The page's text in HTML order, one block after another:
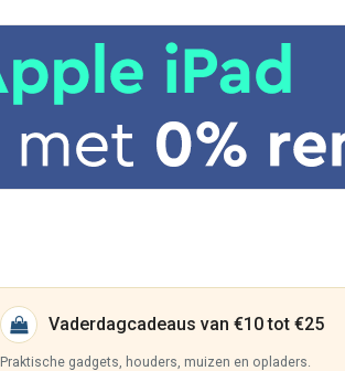
Vaderdagcadeaus van €10 tot €25
Praktische gadgets, houders, muizen en opladers.